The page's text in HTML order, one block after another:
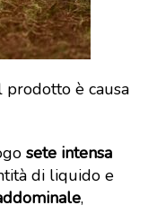
prodotto è causa
sete intensa
di liquido e
,